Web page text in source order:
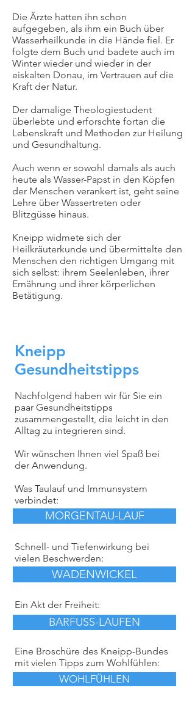
Die Ärzte hatten ihn schon
aufgegeben, als ihm ein Buch über
Wasserheilkunde in die Hände fiel. Er
folgte dem Buch und badete auch im
Winter wieder und wieder in der
eiskalten Donau, im Vertrauen auf die
Kraft der Natur.
Der damalige Theologiestudent
überlebte und erforschte fortan die
Lebenskraft und Methoden zur Heilung
und Gesundhaltung.
Auch wenn er sowohl damals als auch
heute als Wasser-Papst in den Köpfen
der Menschen verankert ist, geht seine
Lehre über Wassertreten oder
Blitzgüsse hinaus.
Kneipp widmete sich der
Heilkräuterkunde und übermittelte den
Menschen den richtigen Umgang mit
sich selbst: ihrem Seelenleben, ihrer
Ernährung und ihrer körperlichen
Betätigung.
Kneipp
Gesundheitstipps
Nachfolgend haben wir für Sie ein
paar Gesundheitstipps
zusammengestellt, die leicht in den
Alltag zu integrieren sind.
Wir wünschen Ihnen viel Spaß bei
der Anwendung.
Was Taulauf und Immunsystem
verbindet:
Schnell- und Tiefenwirkung bei
vielen Beschwerden:
Ein Akt der Freiheit:
Eine Broschüre des Kneipp-Bundes
mit vielen Tipps zum Wohlfühlen:
BARFUSS-LAUFEN
WADENWICKEL
MORGENTAU-LAUF
WOHLFÜHLEN